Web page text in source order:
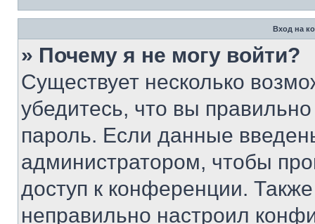
Вход на
» Почему я не могу войти?
Существует несколько
убедитесь, что вы
пароль. Если данные
администратором, чтобы
доступ к конференции.
неправильно настроил